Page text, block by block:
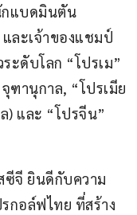
แบดมินตัน
ละเจ้าของแชมป์
ะดับโลก “โปรเม”
ฑานุกาล, “โปรเมีย
) และ “โปรจีน”
ซีจี ยินดีกับความ
กอล์ฟไทย ที่สร้าง